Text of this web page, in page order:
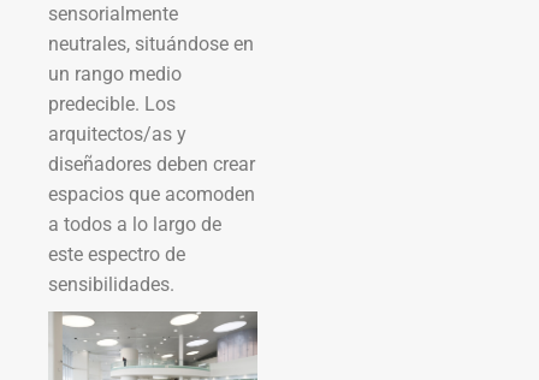
sensorialmente
neutrales, situándose en
un rango medio
predecible. Los
arquitectos/as y
diseñadores deben crear
espacios que acomoden
a todos a lo largo de
este espectro de
sensibilidades.